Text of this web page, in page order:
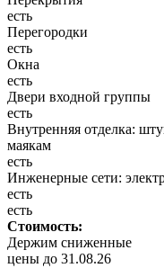
есть
Перегородки
есть
Окна
есть
Двери входной группы
есть
Внутренняя отделка:
маякам
есть
Инженерные сети:
есть
есть
Стоимость:
Держим сниженные
цены до 31.08.26